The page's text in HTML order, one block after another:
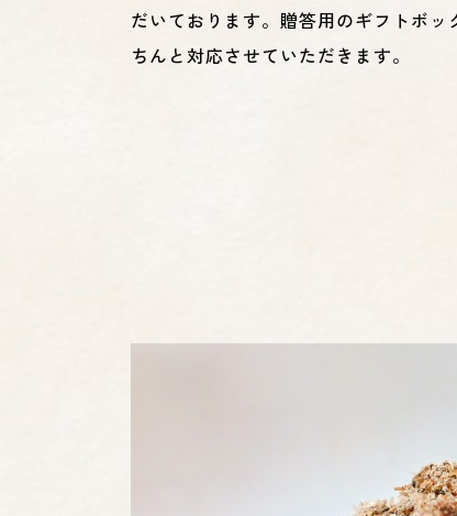
だいております。贈答用のギフトボッ
ちんと対応させていただきます。